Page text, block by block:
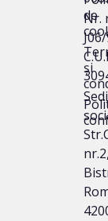
Nr.
de
și